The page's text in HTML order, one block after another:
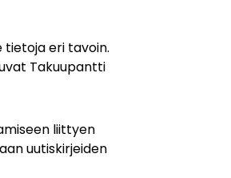
eri tavoin.
Takuupantti
liittyen
uutiskirjeiden